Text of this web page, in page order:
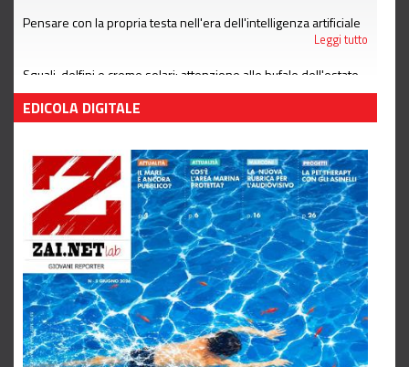
Pensare con la propria testa nell'era dell'intelligenza artificiale
Leggi tutto
Squali, delfini e creme solari: attenzione alle bufale dell'estate
Leggi tutto
EDICOLA DIGITALE